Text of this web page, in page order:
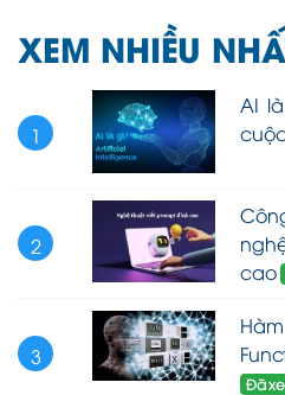
XEM NHIỀU
1
AI
2
cao
3
Đã